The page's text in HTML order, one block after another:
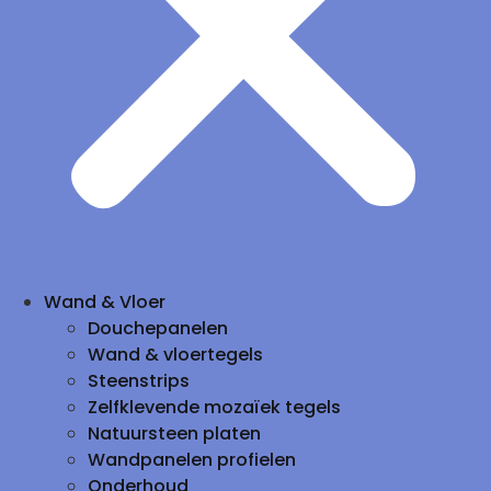
Wand & Vloer
Douchepanelen
Wand & vloertegels
Steenstrips
Zelfklevende mozaïek tegels
Natuursteen platen
Wandpanelen profielen
Onderhoud